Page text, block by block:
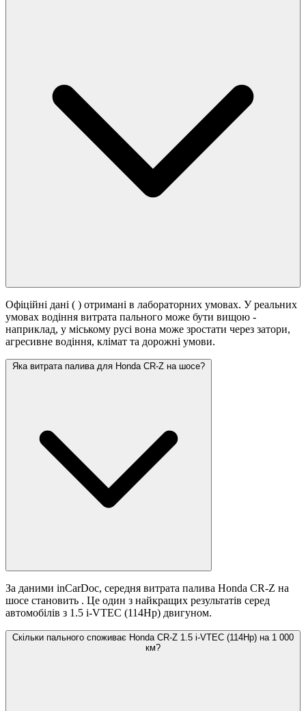
Офіційні дані ( ) отримані в лабораторних умовах. У реальних
умовах водіння витрата пального може бути вищою -
наприклад, у міському русі вона може зростати через затори,
агресивне водіння, клімат та дорожні умови.
Яка витрата палива для Honda CR-Z на шосе?
За даними inCarDoc, середня витрата палива Honda CR-Z на
шосе становить . Це один з найкращих результатів серед
автомобілів з 1.5 i-VTEC (114Hp) двигуном.
Скільки пального споживає Honda CR-Z 1.5 i-VTEC (114Hp) на 1 000
км?